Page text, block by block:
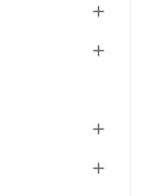



